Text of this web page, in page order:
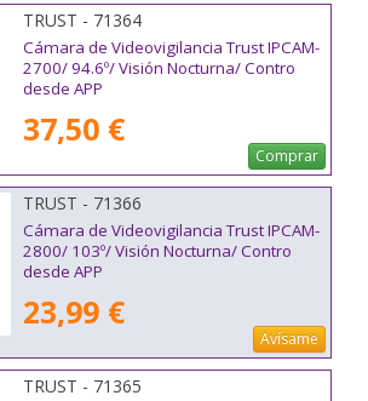
TRUST - 71364
Cámara de Videovigilancia Trust IPCAM-
2700/ 94.6º/ Visión Nocturna/ Contro
desde APP
37,50 €
Comprar
TRUST - 71366
Cámara de Videovigilancia Trust IPCAM-
2800/ 103º/ Visión Nocturna/ Contro
desde APP
23,99 €
Avísame
TRUST - 71365